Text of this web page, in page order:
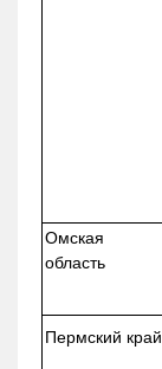
Омская
область
Пермский край